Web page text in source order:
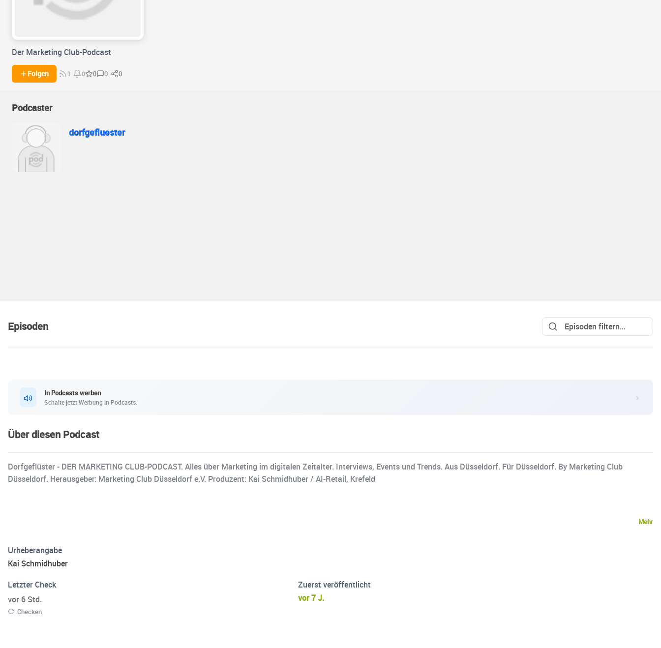
Der Marketing Club-Podcast
Folgen 1 0 0 0 0
Podcaster
dorfgefluester
Episoden
In Podcasts werben
Schalte jetzt Werbung in Podcasts.
Über diesen Podcast
Dorfgeflüster - DER MARKETING CLUB-PODCAST. Alles über Marketing im digitalen Zeitalter. Interviews, Events und Trends. Aus Düsseldorf. Für Düsseldorf. By Marketing Club
Düsseldorf. Herausgeber: Marketing Club Düsseldorf e.V. Produzent: Kai Schmidhuber / AI-Retail, Krefeld
Mehr
Urheberangabe
Kai Schmidhuber
Letzter Check
vor 6 Std.
Checken
Zuerst veröffentlicht
vor 7 J.